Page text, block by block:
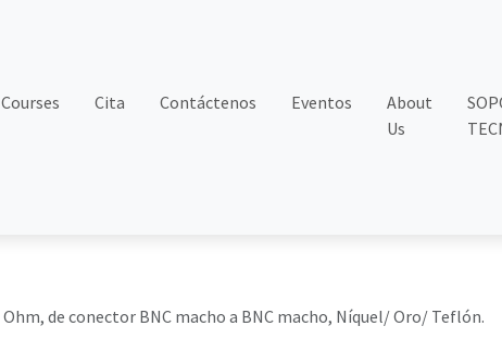
Courses Cita Contáctenos Eventos
About
Us
de conector BNC macho a BNC macho, Níquel/ Oro/ Teflón.